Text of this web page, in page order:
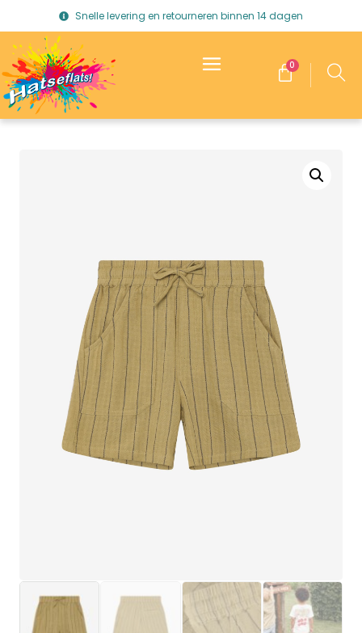
Snelle levering en retourneren binnen 14 dagen
0